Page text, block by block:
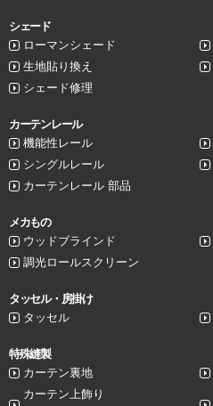
シェード
ローマンシェード
生地貼り換え
シェード修理
カーテンレール
機能性レール
シングルレール
カーテンレール 部品
メカもの
ウッドブラインド
調光ロールスクリーン
タッセル・房掛け
タッセル
特殊縫製
カーテン裏地
カーテン上飾り